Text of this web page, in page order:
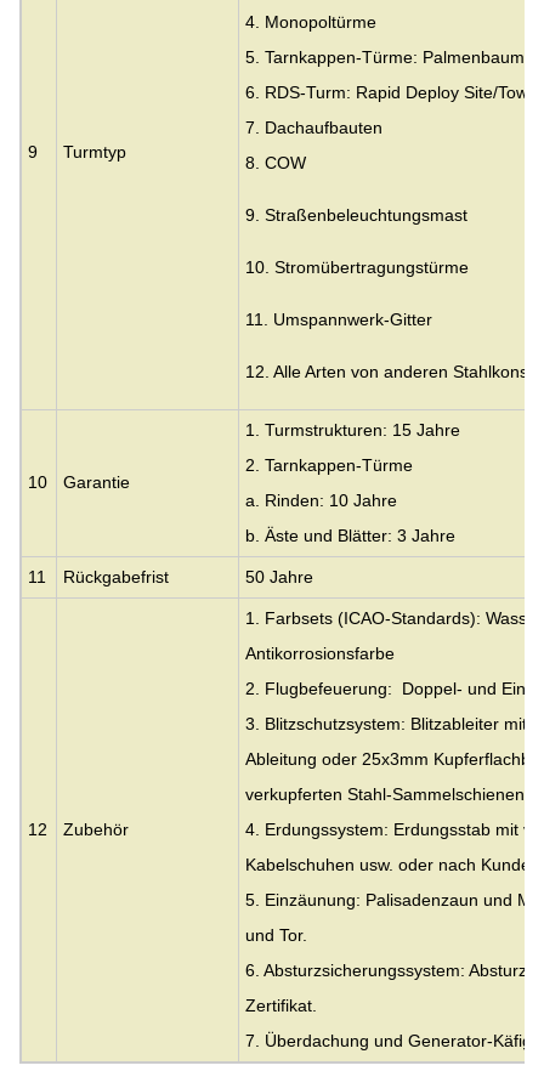
9 Turmtyp
4. Monopoltürme
5. Tarnkappen-Türme: Palmenbaum,
6. RDS-Turm: Rapid Deploy Site/Tower
7. Dachaufbauten
8. COW
9. Straßenbeleuchtungsmast
10. Stromübertragungstürme
11. Umspannwerk-Gitter
12. Alle Arten von anderen
10 Garantie
1. Turmstrukturen: 15 Jahre
2. Tarnkappen-Türme
a. Rinden: 10 Jahre
b. Äste und Blätter: 3 Jahre
11 Rückgabefrist 50 Jahre
12 Zubehör
1. Farbsets (ICAO-Standards):
Antikorrosionsfarbe
2. Flugbefeuerung: Doppel- und
3. Blitzschutzsystem: Blitzableiter mit
Ableitung oder 25x3mm
verkupferten Stahl-Sammelschienen
4. Erdungssystem: Erdungsstab mit
Kabelschuhen usw. oder nach
5. Einzäunung: Palisadenzaun und
und Tor.
6. Absturzsicherungssystem:
Zertifikat.
7. Überdachung und Generator-Käfig: